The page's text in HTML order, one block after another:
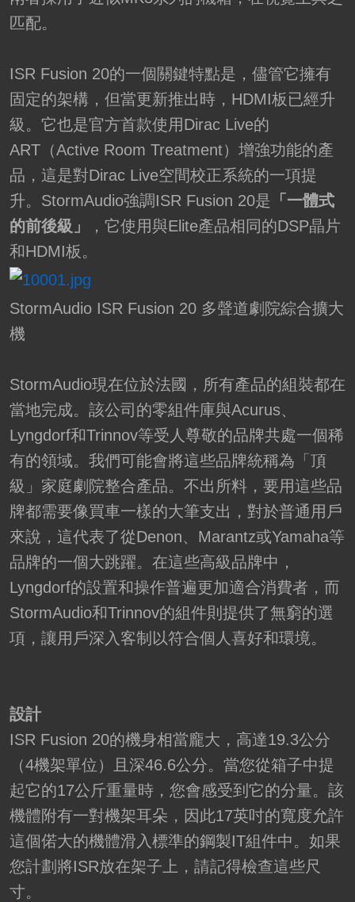
匹配。
ISR Fusion 20的一個關鍵特點是，儘管它擁有
固定的架構，但當更新推出時，HDMI板已經升
級。它也是官方首款使用Dirac Live的
ART（Active Room Treatment）增強功能的產
品，這是對Dirac Live空間校正系統的一項提
升。StormAudio強調ISR Fusion 20是 「一體式
的前後級」
，它使用與Elite產品相同的DSP晶片
和HDMI板。
StormAudio ISR Fusion 20 多聲道劇院綜合擴大
機
StormAudio現在位於法國，所有產品的組裝都在
當地完成。該公司的零組件庫與Acurus、
Lyngdorf和Trinnov等受人尊敬的品牌共處一個稀
有的領域。我們可能會將這些品牌統稱為「頂
級」家庭劇院整合產品。不出所料，要用這些品
牌都需要像買車一樣的大筆支出，對於普通用戶
來說，這代表了從Denon、Marantz或Yamaha等
品牌的一個大跳躍。在這些高級品牌中，
Lyngdorf的設置和操作普遍更加適合消費者，而
StormAudio和Trinnov的組件則提供了無窮的選
項，讓用戶深入客制以符合個人喜好和環境。
設計
ISR Fusion 20的機身相當龐大，高達19.3公分
（4機架單位）且深46.6公分。當您從箱子中提
起它的17公斤重量時，您會感受到它的分量。該
機體附有一對機架耳朵，因此17英吋的寬度允許
這個偌大的機體滑入標準的鋼製IT組件中。如果
您計劃將ISR放在架子上，請記得檢查這些尺
寸。